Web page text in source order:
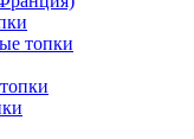
топки